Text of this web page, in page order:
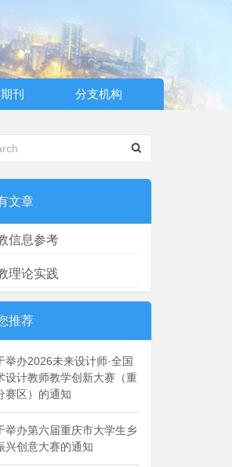
刊 分支机构
文章
信息参考
理论实践
推荐
举办2026未来设计师·全国
设计教师教学创新大赛（重
赛区）的通知
举办第六届重庆市大学生乡
兴创意大赛的通知